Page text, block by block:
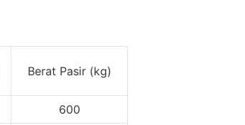
Berat Pasir (kg)
600